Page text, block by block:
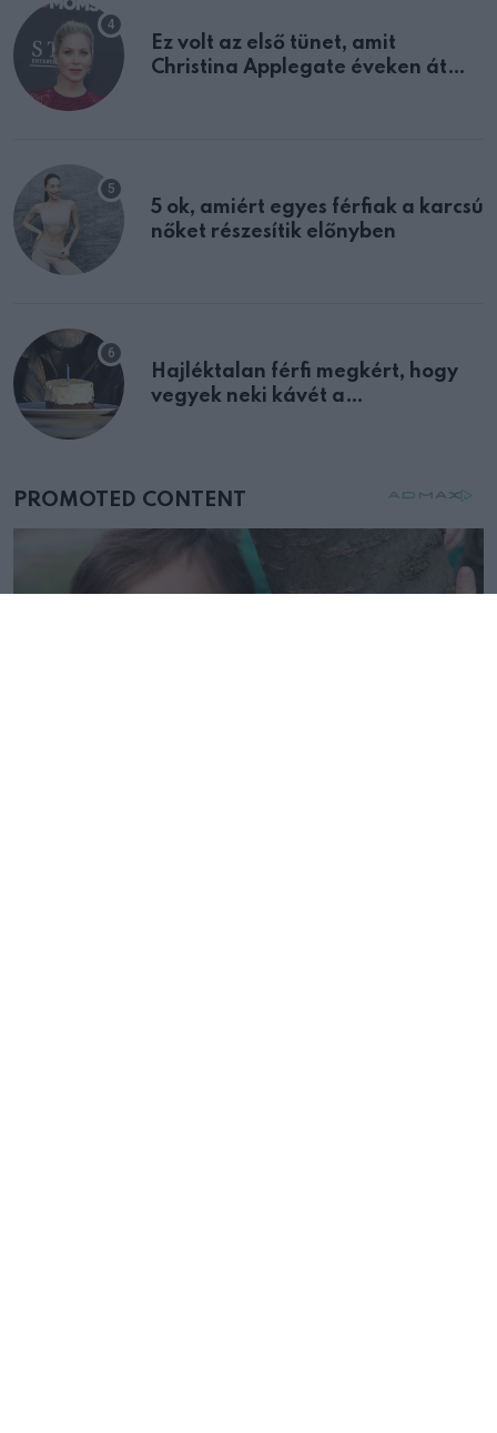
Ez volt az első tünet, amit
Christina Applegate éveken át
5 ok, amiért egyes férfiak a karcsú
nőket részesítik előnyben
Hajléktalan férfi megkért, hogy
vegyek neki kávét a